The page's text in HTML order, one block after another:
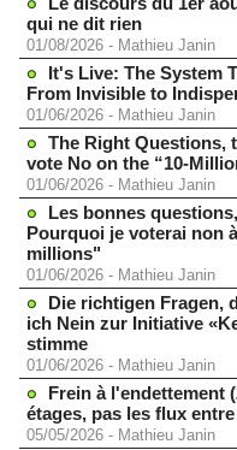
qui ne dit rien
01/08/2026 - Mathieu Janin
It's Live: The System
From Invisible to
01/06/2026 - Mathieu Janin
The Right Questions,
vote No on the “10-
01/06/2026 - Mathieu Janin
Les bonnes
Pourquoi je voterai non
millions"
01/06/2026 - Mathieu Janin
Die richtigen Fragen,
ich Nein zur Initiative
stimme
01/06/2026 - Mathieu Janin
Frein à l'endettement
étages, pas les flux
05/05/2026 - Mathieu Janin